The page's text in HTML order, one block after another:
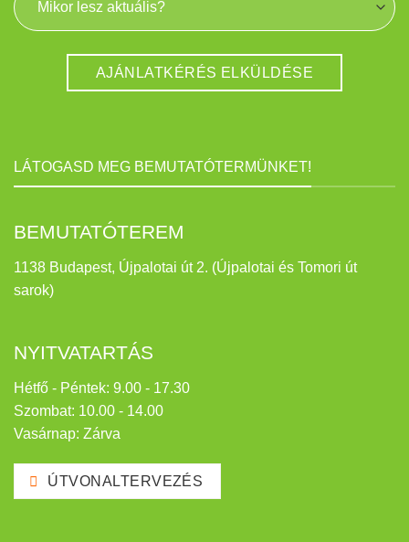
LÁTOGASD MEG BEMUTATÓTERMÜNKET!
BEMUTATÓTEREM
1138 Budapest, Újpalotai út 2. (Újpalotai és Tomori út
sarok)
NYITVATARTÁS
Hétfő - Péntek: 9.00 - 17.30
Szombat: 10.00 - 14.00
Vasárnap: Zárva
ÚTVONALTERVEZÉS